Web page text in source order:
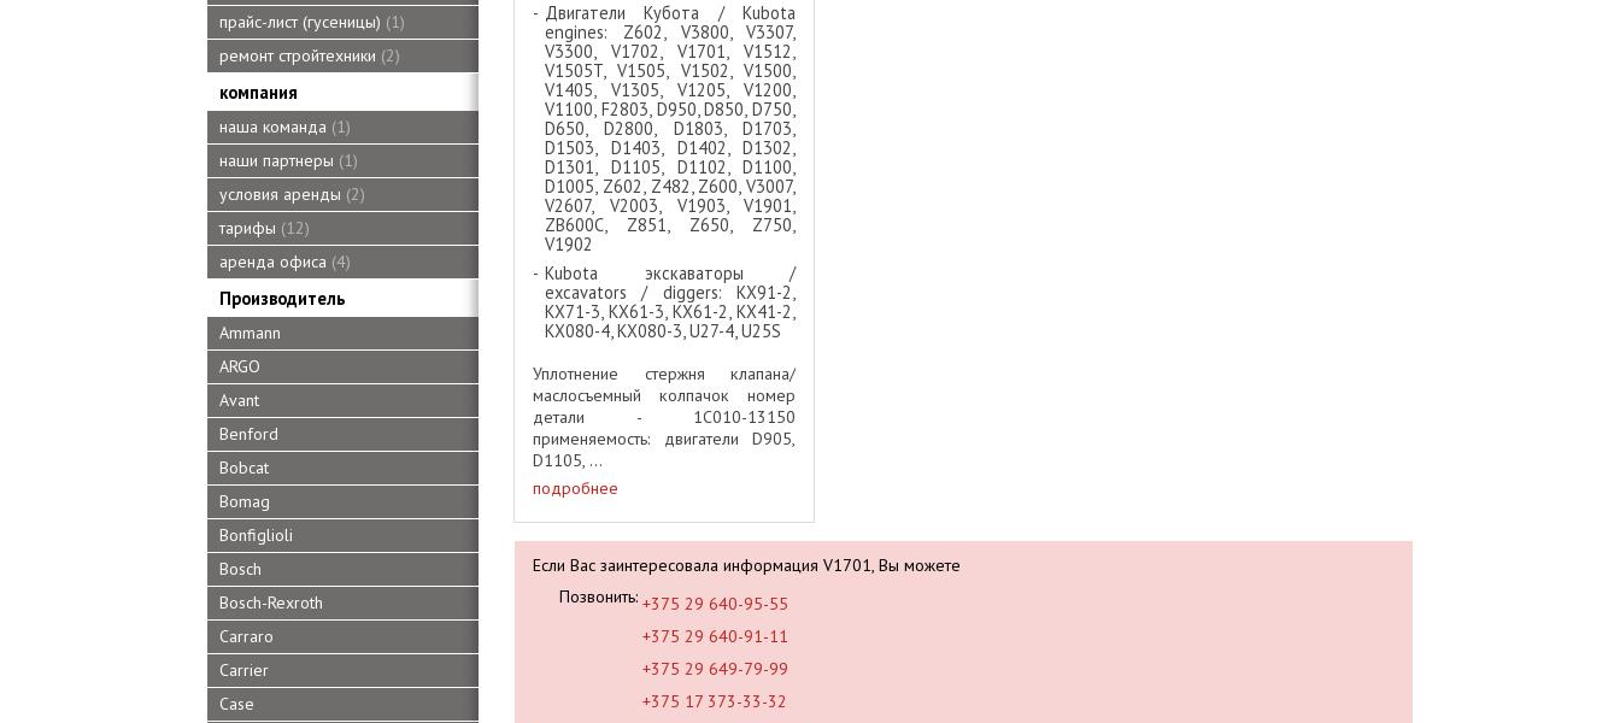
прайс-лист (гусеницы)
1
ремонт стройтехники 2
компания
наша команда
1
наши партнеры
1
условия аренды 2
тарифы
12
аренда офиса 4
Производитель
Ammann
ARGO
Avant
Benford
Bobcat
Bomag
Bonfiglioli
Bosch
Bosch-Rexroth
Carraro
Carrier
Case
Двигатели Кубота / Kubota
engines: Z602, V3800, V3307,
V3300, V1702, V1701, V1512,
V1505T, V1505, V1502, V1500,
V1405, V1305, V1205, V1200,
V1100, F2803, D950, D850, D750,
D650, D2800, D1803, D1703,
D1503, D1403, D1402, D1302,
D1301, D1105, D1102, D1100,
D1005, Z602, Z482, Z600, V3007,
V2607, V2003, V1903, V1901,
ZB600C, Z851, Z650, Z750,
V1902
Kubota экскаваторы /
excavators / diggers: KX91-2,
KX71-3, KX61-3, KX61-2, KX41-2,
KX080-4, KX080-3, U27-4, U25S
Уплотнение стержня клапана/
маслосъемный колпачок номер
детали - 1C010-13150
применяемость: двигатели D905,
D1105, ...
подробнее
Если Вас заинтересовала информация V1701, Вы можете
Позвонить: +375 29 640-95-55
+375 29 640-91-11
+375 29 649-79-99
+375 17 373-33-32